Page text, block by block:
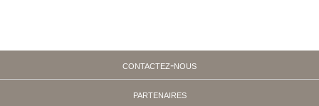
contactez-nous
partenaires